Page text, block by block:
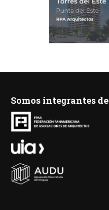
Somos integrantes de